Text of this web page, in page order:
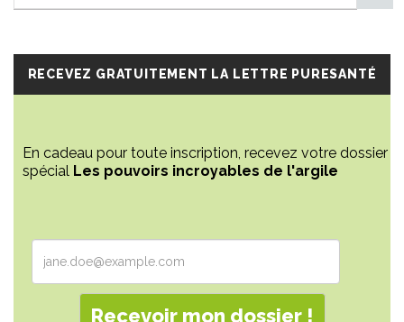
RECEVEZ GRATUITEMENT LA LETTRE PURESANTÉ
En cadeau pour toute inscription, recevez votre dossier
spécial Les pouvoirs incroyables de l'argile